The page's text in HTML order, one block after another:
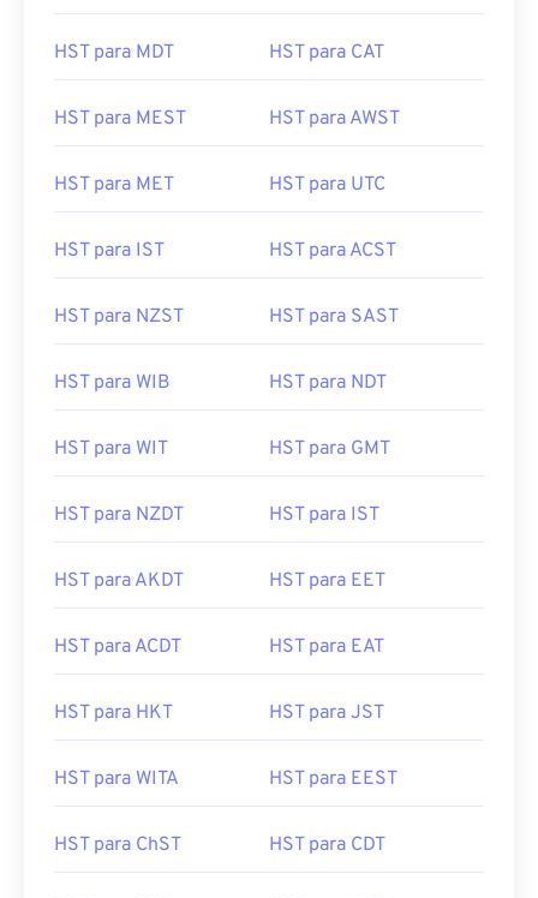
HST para MDT HST para CAT
HST para MEST HST para AWST
HST para MET HST para UTC
HST para IST HST para ACST
HST para NZST HST para SAST
HST para WIB HST para NDT
HST para WIT HST para GMT
HST para NZDT HST para IST
HST para AKDT HST para EET
HST para ACDT HST para EAT
HST para HKT HST para JST
HST para WITA HST para EEST
HST para ChST HST para CDT